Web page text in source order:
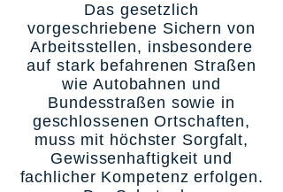
Das gesetzlich
vorgeschriebene Sichern von
Arbeitsstellen, insbesondere
auf stark befahrenen Straßen
wie Autobahnen und
Bundesstraßen sowie in
geschlossenen Ortschaften,
muss mit höchster Sorgfalt,
Gewissenhaftigkeit und
fachlicher Kompetenz erfolgen.